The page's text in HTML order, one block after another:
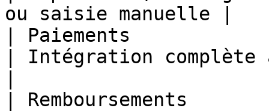
ou saisie manuelle |
| Paiements
| Intégration complète
| Remboursements